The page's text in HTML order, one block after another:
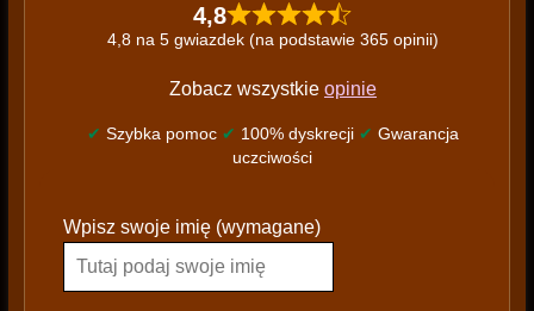
4,8
4,8 na 5 gwiazdek (na podstawie 365 opinii)
Zobacz wszystkie opinie
✔ Szybka pomoc ✔ 100% dyskrecji ✔ Gwarancja
uczciwości
l
a
Wpisz swoje imię (wymagane)